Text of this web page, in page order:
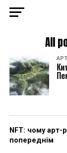
All
NFT: чому арт-
попереднім